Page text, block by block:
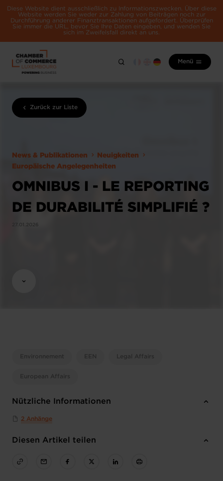
Diese Website dient ausschließlich zu Informationszwecken. Über diese
Website werden Sie weder zur Zahlung von Beiträgen noch zur
Durchführung anderer Finanztransaktionen aufgefordert. Überprüfen
Sie immer die URL, bevor Sie Ihre Daten eingeben, und wenden Sie
sich im Zweifelsfall direkt an uns.
Menü
Zurück zur Liste
News & Publikationen
Neuigkeiten
Europäische Angelegenheiten
OMNIBUS I - LE REPORTING
DE DURABILITÉ SIMPLIFIÉ ?
27.01.2026
Environnement EEN Legal Affairs
European Affairs
Nützliche Informationen
2 Anhänge
Diesen Artikel teilen